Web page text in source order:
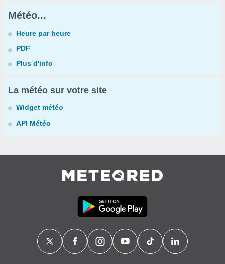
Météo...
Heure par heure
PDF
Plus d'info
La météo sur votre site
Widget météo
API Météo